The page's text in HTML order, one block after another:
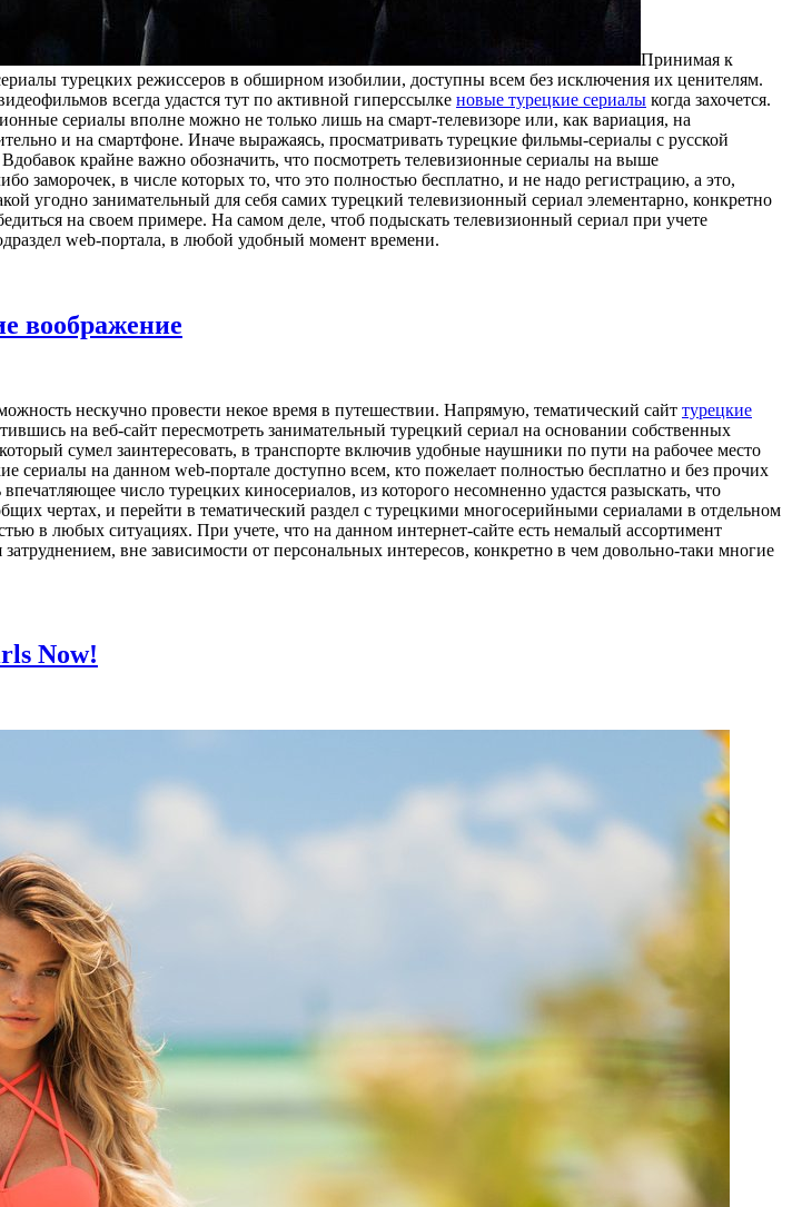
Принимaя к
турецких режиссеров в обширном изобилии, доступны всем без исключения их ценителям.
всегда удастся тут по активной гиперссылке новые турецкие сериалы когда захочется.
сериалы вполне можно не только лишь на смарт-телевизоре или, как вариация, на
и на смартфоне. Иначе выражаясь, просматривать турецкие фильмы-сериалы с русской
крайне важно обозначить, что посмотреть телевизионные сериалы на выше
заморочек, в числе которых то, что это полностью бесплатно, и не надо регистрацию, а это,
угодно занимательный для себя самих турецкий телевизионный сериал элементарно, конкретно
на своем примере. На самом деле, чтоб подыскать телевизионный сериал при учете
web-портала, в любой удобный момент времени.
воображение
нескучно провести некое время в путешествии. Напрямую, тематический сайт турецкие
на веб-сайт пересмотреть занимательный турецкий сериал на основании собственных
сумел заинтересовать, в транспорте включив удобные наушники по пути на рабочее место
на данном web-портале доступно всем, кто пожелает полностью бесплатно и без прочих
число турецких киносериалов, из которого несомненно удастся разыскать, что
чертах, и перейти в тематический раздел с турецкими многосерийными сериалами в отдельном
в любых ситуациях. При учете, что на данном интернет-сайте есть немалый ассортимент
вне зависимости от персональных интересов, конкретно в чем довольно-таки многие
Now!